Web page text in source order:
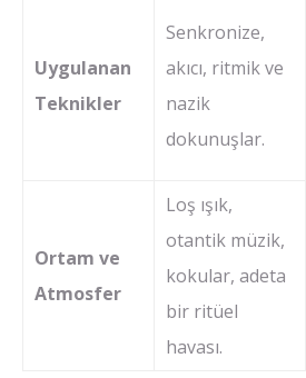
Uygulanan
Teknikler
Senkronize,
akıcı, ritmik ve
nazik
dokunuşlar.
Ortam ve
Atmosfer
Loş ışık,
otantik müzik,
kokular, adeta
bir ritüel
havası.